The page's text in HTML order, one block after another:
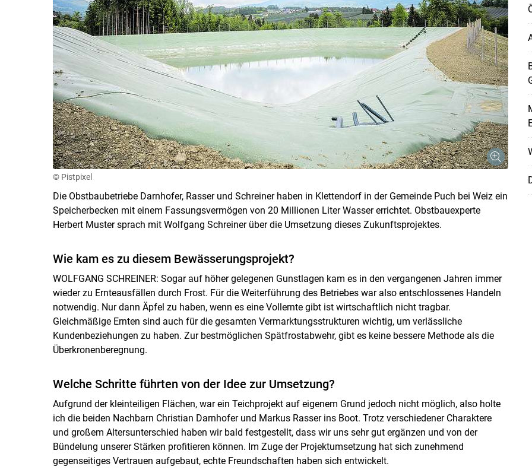
© Pistpixel
Die Obstbaubetriebe Darnhofer, Rasser und Schreiner haben in Klettendorf in der Gemeinde Puch bei Weiz ein
Speicherbecken mit einem Fassungsvermögen von 20 Millionen Liter Wasser errichtet. Obstbauexperte
Herbert Muster sprach mit Wolfgang Schreiner über die Umsetzung dieses Zukunftsprojektes.
Wie kam es zu diesem ­Bewässerungsprojekt?
WOLFGANG SCHREINER: Sogar auf höher gelegenen Gunstlagen kam es in den vergangenen Jahren immer
wieder zu Ernteausfällen durch Frost. Für die Weiterführung des Betriebes war also entschlossenes Handeln
notwendig. Nur dann Äpfel zu haben, wenn es eine Vollernte gibt ist wirtschaftlich nicht tragbar.
Gleichmäßige Ernten sind auch für die gesamten Vermarktungsstrukturen wichtig, um verlässliche
Kundenbeziehungen zu haben. Zur bestmöglichen Spätfrostabwehr, gibt es keine bessere Methode als die
Überkronenberegnung.
Welche Schritte führten von der Idee zur Umsetzung?
Aufgrund der kleinteiligen Flächen, war ein Teichprojekt auf eigenem Grund jedoch nicht möglich, also holte
ich die beiden Nachbarn Christian Darnhofer und Markus Rasser ins Boot. Trotz verschiedener Charaktere
und großem Altersunterschied haben wir bald festgestellt, dass wir uns sehr gut ergänzen und von der
Bündelung unserer Stärken profitieren können. Im Zuge der Projektumsetzung hat sich zunehmend
gegenseitiges Vertrauen aufgebaut, echte Freundschaften haben sich entwickelt.